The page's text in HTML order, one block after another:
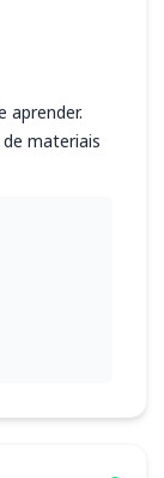
aprender.
materiais